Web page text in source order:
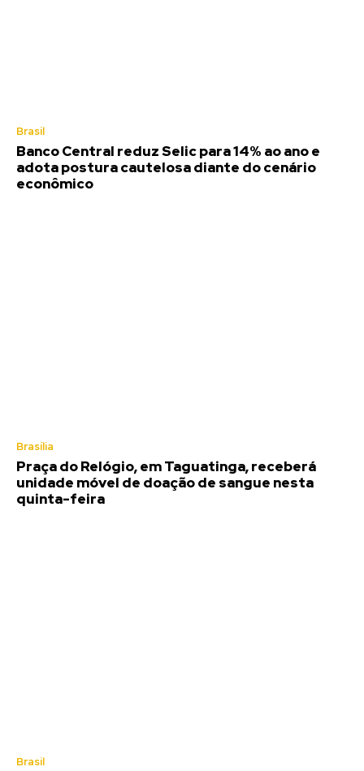
Brasil
Banco Central reduz Selic para 14% ao ano e
adota postura cautelosa diante do cenário
econômico
Brasília
Praça do Relógio, em Taguatinga, receberá
unidade móvel de doação de sangue nesta
quinta-feira
Brasil